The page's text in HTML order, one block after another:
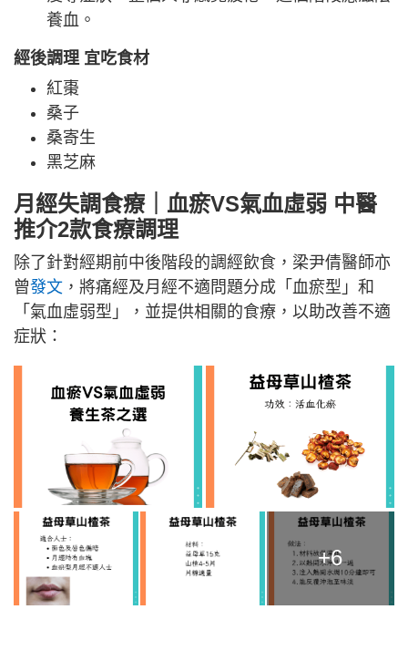
養血。
經後調理 宜吃食材
紅棗
桑子
桑寄生
黑芝麻
月經失調食療｜ 血瘀VS氣血虛弱 中醫
推介2款食療調理
除了針對經期前中後階段的調經飲食，梁尹倩醫師亦
曾發文 ，將痛經及月經不適問題分成「血瘀型」和
「氣血虛弱型」，並提供相關的食療，以助改善不適
症狀：
+6